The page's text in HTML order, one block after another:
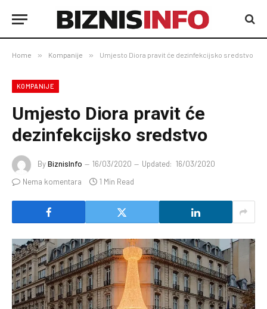
Home » Kompanije » Umjesto Diora pravit će dezinfekcijsko sredstvo
KOMPANIJE
Umjesto Diora pravit će
dezinfekcijsko sredstvo
ByBiznisInfo 16/03/2020 Updated: 16/03/2020
Nema komentara
1 Min Read